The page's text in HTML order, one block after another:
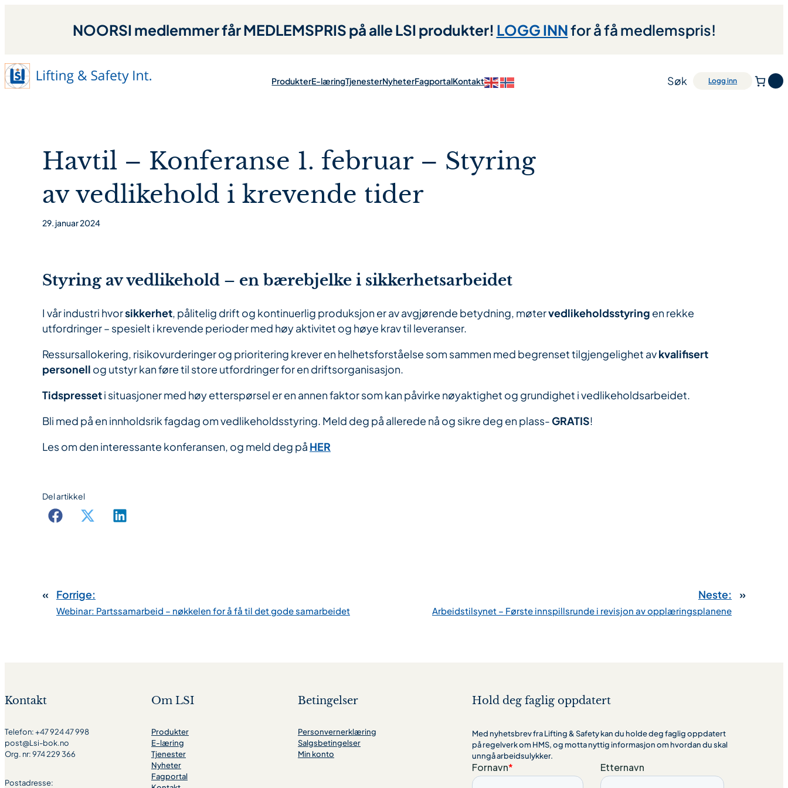
NOORSI medlemmer får MEDLEMSPRIS på alle LSI produkter! LOGG INNfor å få medlemspris!
ProdukterE-læringTjenesterNyheterFagportalKontakt Søk Logg inn
Havtil – Konferanse 1. februar – Styring
av vedlikehold i krevende tider
29. januar 2024
Styring av vedlikehold – en bærebjelke i sikkerhetsarbeidet
I vår industri hvorsikkerhet, pålitelig drift og kontinuerlig produksjon er av avgjørende betydning, møtervedlikeholdsstyring en rekke
utfordringer – spesielt i krevende perioder med høy aktivitet og høye krav til leveranser.
Ressursallokering, risikovurderinger og prioritering krever en helhetsforståelse som sammen med begrenset tilgjengelighet avkvalifisert
personell og utstyr kan føre til store utfordringer for en driftsorganisasjon.​
Tidspresseti situasjoner med høy etterspørsel er en annen faktor som kan påvirke nøyaktighet og grundighet i vedlikeholdsarbeidet.​
Bli med på en innholdsrik fagdag om vedlikeholdsstyring. Meld deg på allerede nå og sikre deg en plass- GRATIS!
Les om den interessante konferansen, og meld deg på HER
Del artikkel
« Forrige:
Webinar: Partssamarbeid – nøkkelen for å få til det gode samarbeidet
Neste:
Arbeidstilsynet – Første innspillsrunde i revisjon av opplæringsplanene
»
Kontakt
Telefon: +47 924 47 998
post@Lsi-bok.no
Org. nr: 974 229 366
Postadresse:
Om LSI
Produkter
E-læring
Tjenester
Nyheter
Fagportal
Betingelser
Personvernerklæring
Salgsbetingelser
Min konto
Hold deg faglig oppdatert
Med nyhetsbrev fra Lifting & Safety kan du holde deg faglig oppdatert
på regelverk om HMS, og motta nyttig informasjon om hvordan du skal
unngå arbeidsulykker.